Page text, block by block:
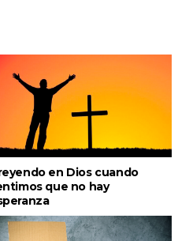
en Dios cuando
que no hay